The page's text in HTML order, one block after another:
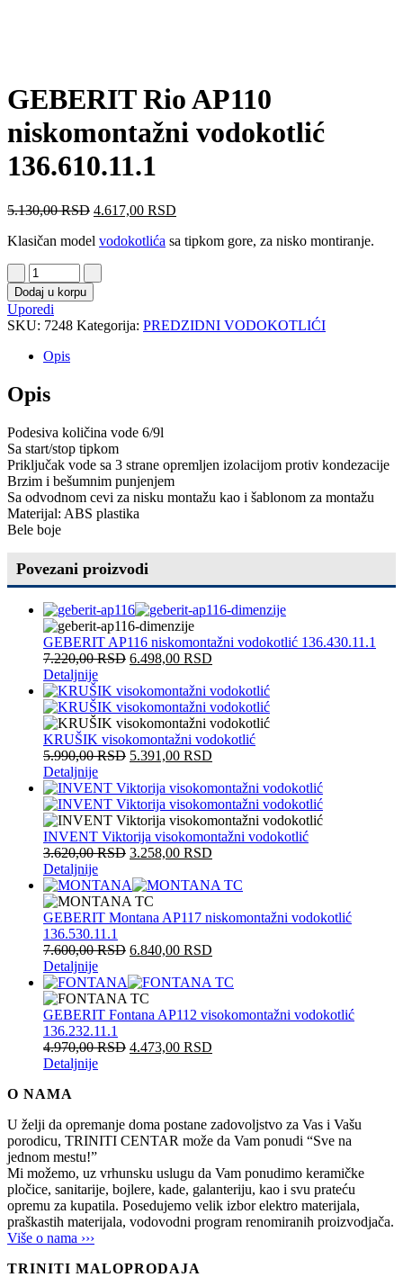
GEBERIT Rio AP110
niskomontažni vodokotlić
136.610.11.1
5.130,00RSD 4.617,00 RSD
Klasičan model vodokotlića sa tipkom gore, za nisko montiranje.
Dodaj u korpu
Uporedi
SKU: 7248 Kategorija: PREDZIDNI VODOKOTLIĆI
Opis
Opis
Podesiva količina vode 6/9l
Sa start/stop tipkom
Priključak vode sa 3 strane opremljen izolacijom protiv kondezacije
Brzim i bešumnim punjenjem
Sa odvodnom cevi za nisku montažu kao i šablonom za montažu
Materijal: ABS plastika
Bele boje
Povezani proizvodi
GEBERIT AP116 niskomontažni vodokotlić 136.430.11.1
7.220,00RSD 6.498,00 RSD
Detaljnije
KRUŠIK visokomontažni vodokotlić
5.990,00RSD 5.391,00 RSD
Detaljnije
INVENT Viktorija visokomontažni vodokotlić
3.620,00RSD 3.258,00 RSD
Detaljnije
GEBERIT Montana AP117 niskomontažni vodokotlić
136.530.11.1
7.600,00RSD 6.840,00 RSD
Detaljnije
GEBERIT Fontana AP112 visokomontažni vodokotlić
136.232.11.1
4.970,00RSD 4.473,00 RSD
Detaljnije
O NAMA
U želji da opremanje doma postane zadovoljstvo za Vas i Vašu
porodicu, TRINITI CENTAR može da Vam ponudi “Sve na
jednom mestu!”
Mi možemo, uz vrhunsku uslugu da Vam ponudimo keramičke
pločice, sanitarije, bojlere, kade, galanteriju, kao i svu prateću
opremu za kupatila. Posedujemo velik izbor elektro materijala,
praškastih materijala, vodovodni program renomiranih proizvodjača.
Više o nama ›››
TRINITI MALOPRODAJA